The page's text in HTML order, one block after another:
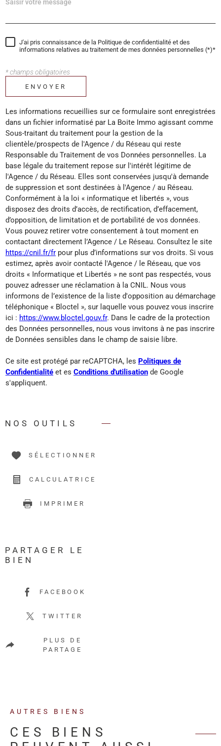
J'ai pris connaissance de la Politique de confidentialité et des
informations relatives au traitement de mes données personnelles (*)*
* champs obligatoires
ENVOYER
Les informations recueillies sur ce formulaire sont enregistrées
dans un fichier informatisé par La Boite Immo agissant comme
Sous-traitant du traitement pour la gestion de la
clientèle/prospects de l'Agence / du Réseau qui reste
Responsable du Traitement de vos Données personnelles. La
base légale du traitement repose sur l'intérêt légitime de
l'Agence / du Réseau. Elles sont conservées jusqu'à demande
de suppression et sont destinées à l'Agence / au Réseau.
Conformément à la loi « informatique et libertés », vous
disposez des droits d’accès, de rectification, d’effacement,
d’opposition, de limitation et de portabilité de vos données.
Vous pouvez retirer votre consentement à tout moment en
contactant directement l’Agence / Le Réseau. Consultez le site
https://cnil.fr/fr pour plus d’informations sur vos droits. Si vous
estimez, après avoir contacté l'Agence / le Réseau, que vos
droits « Informatique et Libertés » ne sont pas respectés, vous
pouvez adresser une réclamation à la CNIL. Nous vous
informons de l’existence de la liste d'opposition au démarchage
téléphonique « Bloctel », sur laquelle vous pouvez vous inscrire
ici : https://www.bloctel.gouv.fr. Dans le cadre de la protection
des Données personnelles, nous vous invitons à ne pas inscrire
de Données sensibles dans le champ de saisie libre.
Ce site est protégé par reCAPTCHA, les Politiques de
Confidentialité et es Conditions d'utilisation de Google
s'appliquent.
NOS OUTILS
SÉLECTIONNER
CALCULATRICE
IMPRIMER
PARTAGER LE
BIEN
FACEBOOK
TWITTER
PLUS DE
PARTAGE
AUTRES BIENS
CES BIENS